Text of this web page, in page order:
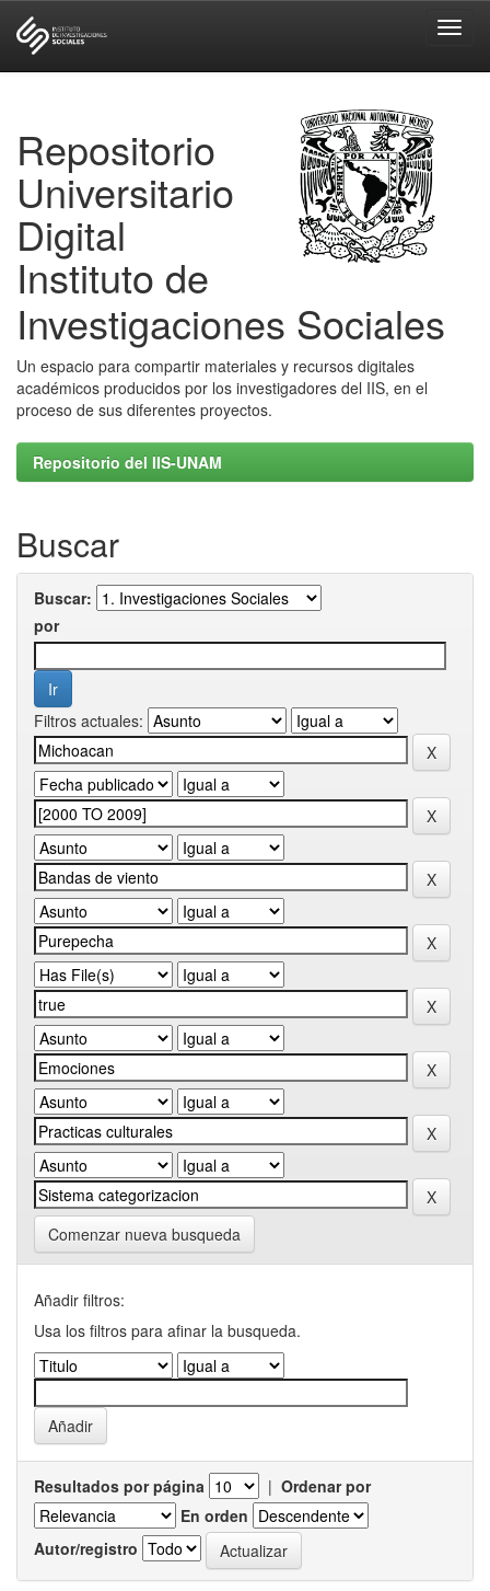
Repositorio
Universitario
Digital
Instituto de
Investigaciones Sociales
Un espacio para compartir materiales y recursos digitales
académicos producidos por los investigadores del IIS, en el
proceso de sus diferentes proyectos.
Repositorio del IIS-UNAM
Buscar
Buscar:
por
Filtros actuales:
Comenzar nueva busqueda
Añadir filtros:
Usa los filtros para afinar la busqueda.
Resultados por página | Ordenar por
En orden
Autor/registro